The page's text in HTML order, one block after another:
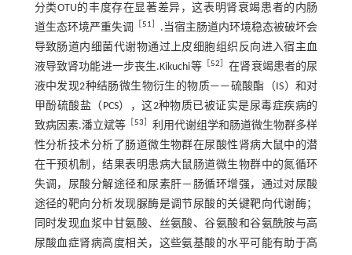
分类OTU的丰度存在显著差异，这表明肾衰竭患者的内肠
道生态环境严重失调
51
.当宿主肠道内环境稳态被破坏会
导致肠道内细菌代谢物通过上皮细胞组织反向进入宿主血
液导致肾功能进一步丧生.Kikuchi等［ 52 ］在肾衰竭患者的尿
液中发现2种结肠微生物衍生的物质——硫酸酯（IS）和对
甲酚硫酸盐（PCS），这2种物质已被证实是尿毒症疾病的
致病因素.潘立斌等［ 53
利用代谢组学和肠道微生物群多样
性分析技术分析了肠道微生物群在尿酸性肾病大鼠中的潜
在干预机制，结果表明患病大鼠肠道微生物群中的氮循环
失调，尿酸分解途径和尿素肝－肠循环增强，通过对尿酸
途径的靶向分析发现脲酶是调节尿酸的关键靶向代谢酶；
同时发现血浆中甘氨酸、丝氨酸、谷氨酸和谷氨酰胺与高
尿酸血症肾病高度相关，这些氨基酸的水平可能有助于高